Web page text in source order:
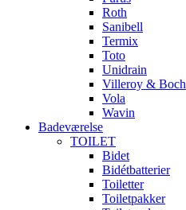
Roth
Sanibell
Termix
Toto
Unidrain
Villeroy & Boch
Vola
Wavin
Badeværelse
TOILET
Bidet
Bidétbatterier
Toiletter
Toiletpakker